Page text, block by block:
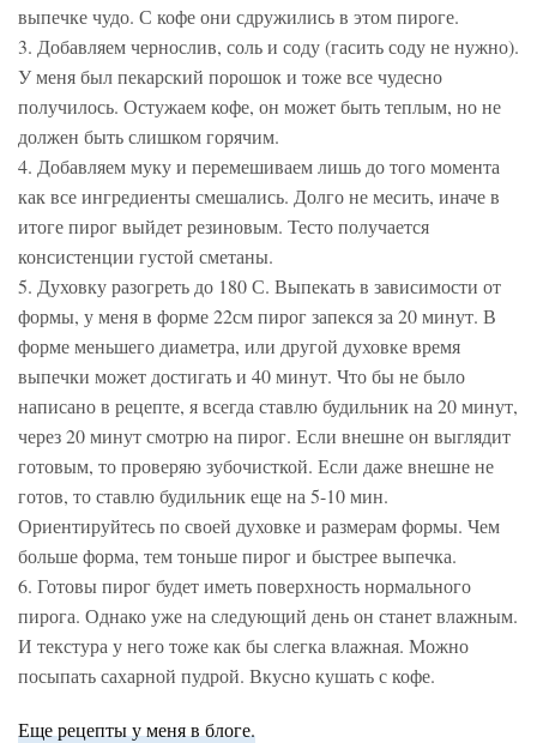
выпечке чудо. С кофе они сдружились в этом пироге.
3. Добавляем чернослив, соль и соду (гасить соду не нужно).
У меня был пекарский порошок и тоже все чудесно
получилось. Остужаем кофе, он может быть теплым, но не
должен быть слишком горячим.
4. Добавляем муку и перемешиваем лишь до того момента
как все ингредиенты смешались. Долго не месить, иначе в
итоге пирог выйдет резиновым. Тесто получается
консистенции густой сметаны.
5. Духовку разогреть до 180 С. Выпекать в зависимости от
формы, у меня в форме 22см пирог запекся за 20 минут. В
форме меньшего диаметра, или другой духовке время
выпечки может достигать и 40 минут. Что бы не было
написано в рецепте, я всегда ставлю будильник на 20 минут,
через 20 минут смотрю на пирог. Если внешне он выглядит
готовым, то проверяю зубочисткой. Если даже внешне не
готов, то ставлю будильник еще на 5-10 мин.
Ориентируйтесь по своей духовке и размерам формы. Чем
больше форма, тем тоньше пирог и быстрее выпечка.
6. Готовы пирог будет иметь поверхность нормального
пирога. Однако уже на следующий день он станет влажным.
И текстура у него тоже как бы слегка влажная. Можно
посыпать сахарной пудрой. Вкусно кушать с кофе.
Еще рецепты у меня в блоге.